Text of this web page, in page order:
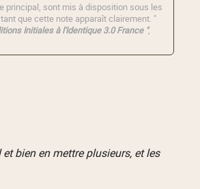
principal, sont mis à disposition sous les
que cette note apparaît clairement. "
Initiales à l'Identique 3.0 France ",
bien en mettre plusieurs, et les